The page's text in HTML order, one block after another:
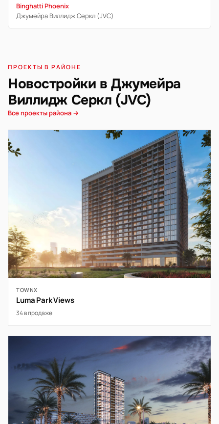
Binghatti Phoenix
Джумейра Виллидж Серкл (JVC)
ПРОЕКТЫ В РАЙОНЕ
Новостройки в Джумейра
Виллидж Серкл (JVC)
Все проекты района →
TOWNX
Luma Park Views
34 в продаже